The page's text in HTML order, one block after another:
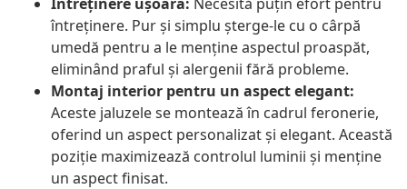
întreținere. Pur și simplu șterge-le cu o cârpă
umedă pentru a le menține aspectul proaspăt,
eliminând praful și alergenii fără probleme.
Montaj interior pentru un aspect elegant:
Aceste jaluzele se montează în cadrul feronerie,
oferind un aspect personalizat și elegant. Această
poziție maximizează controlul luminii și menține
un aspect finisat.